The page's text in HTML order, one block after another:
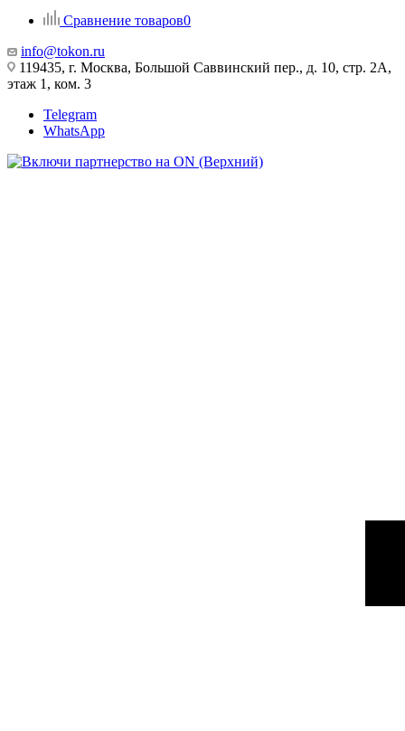
Сравнение товаров0
info@tokon.ru
119435, г. Москва, Большой Саввинский пер., д. 10, стр. 2А,
этаж 1, ком. 3
Telegram
WhatsApp